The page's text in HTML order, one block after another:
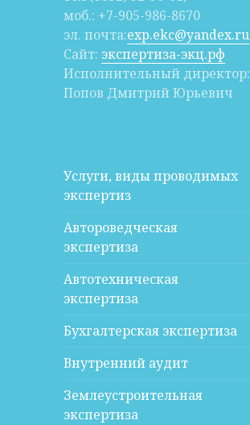
моб.: +7-905-986-8670
эл. почта:exp.ekc@yandex.ru
Сайт: экспертиза-экц.рф
Исполнительный директор:
Попов Дмитрий Юрьевич
Услуги, виды проводимых
экспертиз
Автороведческая
экспертиза
Автотехническая
экспертиза
Бухгалтерская экспертиза
Внутренний аудит
Землеустроительная
экспертиза